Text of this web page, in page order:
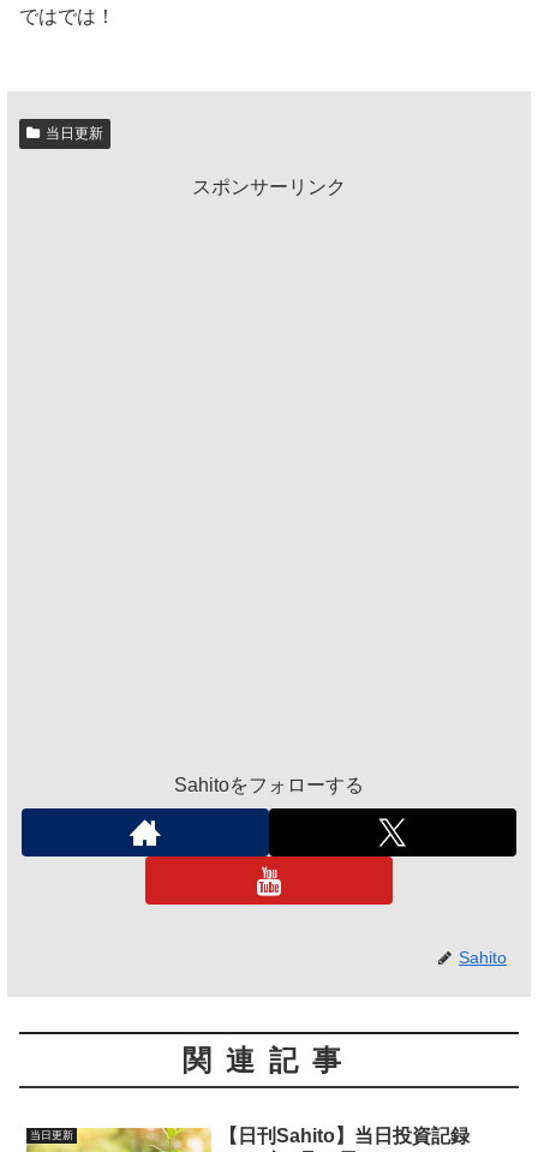
ではでは！
当日更新
スポンサーリンク
Sahitoをフォローする
Sahito
関連記事
当日更新
【日刊Sahito】当日投資記録